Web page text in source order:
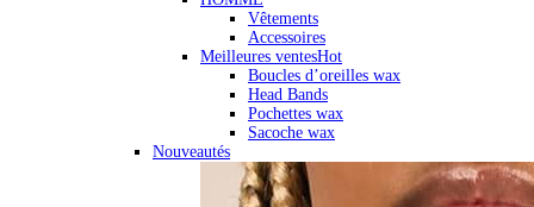
Vêtements
Accessoires
Meilleures ventesHot
Boucles d’oreilles wax
Head Bands
Pochettes wax
Sacoche wax
Nouveautés